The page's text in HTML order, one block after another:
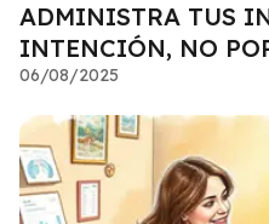
ADMINISTRA TUS
INTENCIÓN, NO
06/08/2025